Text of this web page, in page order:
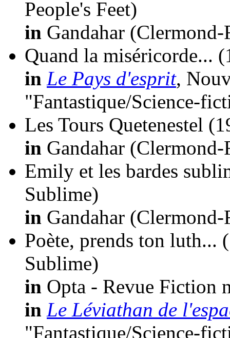
People's Feet)
in Gandahar
Quand la miséricorde...
in Le Pays d'esprit,
"Fantastique/Science-
Les Tours Quetenestel
in Gandahar
Emily et les bardes
Sublime)
in Gandahar
Poète, prends ton luth...
Sublime)
in Opta - Revue Fiction
in Le Léviathan de
"Fantastique/Science-